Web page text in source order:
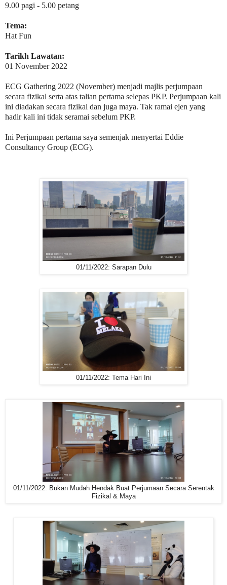
9.00 pagi - 5.00 petang
Tema:
Hat Fun
Tarikh Lawatan:
01 November 2022
ECG Gathering 2022 (November) menjadi majlis perjumpaan
secara fizikal serta atas talian pertama selepas PKP. Perjumpaan kali
ini diadakan secara fizikal dan juga maya. Tak ramai ejen yang
hadir kali ini tidak seramai sebelum PKP.
Ini Perjumpaan pertama saya semenjak menyertai Eddie
Consultancy Group (ECG).
01/11/2022: Sarapan Dulu
01/11/2022: Tema Hari Ini
01/11/2022: Bukan Mudah Hendak Buat Perjumaan Secara Serentak
Fizikal & Maya